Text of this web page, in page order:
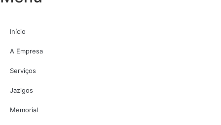
Início
A Empresa
Serviços
Jazigos
Memorial